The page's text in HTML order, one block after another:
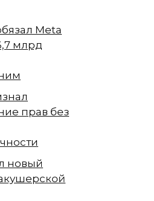
Meta
млрд
прав без
новый